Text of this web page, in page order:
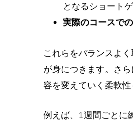
となるショート
実際のコースで
これらをバランスよ
が身につきます。さ
容を変えていく柔軟性
例えば、1週間ごとに